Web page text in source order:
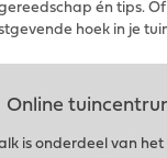
én tips.
hoek in je
Online
is onderdeel van